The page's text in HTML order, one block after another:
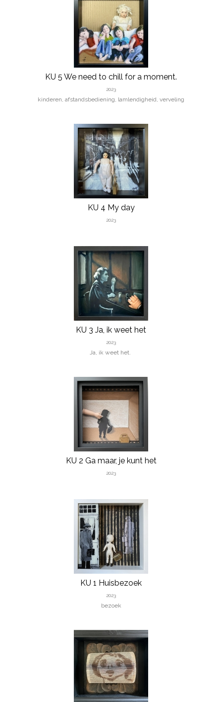
KU 5 We need to chill for a moment.
2023
kinderen, afstandsbediening, lamlendigheid, verveling
KU 4 My day
2023
KU 3 Ja, ik weet het
2023
Ja, ik weet het.
KU 2 Ga maar, je kunt het
2023
KU 1 Huisbezoek
2023
bezoek